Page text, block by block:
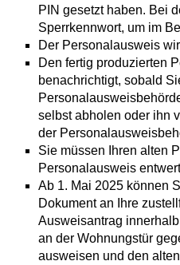
PIN gesetzt haben. Bei
Sperrkennwort, um im
Der Personalausweis
Den fertig produzierten
benachrichtigt, sobald
selbst abholen oder ihn
der
Sie müssen Ihren alten
Personalausweis
Ab 1. Mai 2025 können
Dokument an Ihre
Ausweisantrag
an der Wohnungstür
ausweisen und den